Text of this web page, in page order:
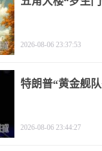
2026-08-06 23:37:53
特朗普“黄金舰
2026-08-06 23:44:27